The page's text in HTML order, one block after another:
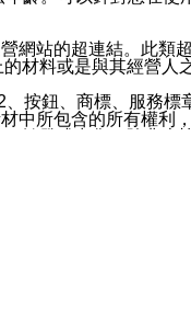
業官方帳號或認證官方
網站的超連結。此
材料或是與其經營人
按鈕、商標、服務
中所包含的所有權